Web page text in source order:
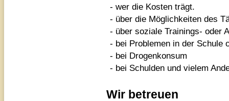
- wer die Kosten trägt.
- über die Möglichkeiten des
- über soziale Trainings- oder
- bei Problemen in der Schule
- bei Drogenkonsum
- bei Schulden und vielem
Wir betreuen